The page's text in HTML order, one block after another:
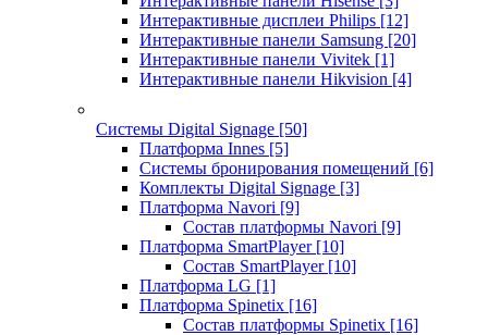
Интерактивные дисплеи Philips [12]
Интерактивные панели Samsung [20]
Интерактивные панели Vivitek [1]
Интерактивные панели Hikvision [4]
Системы Digital Signage [50]
Платформа Innes [5]
Системы бронирования помещений [6]
Комплекты Digital Signage [3]
Платформа Navori [9]
Состав платформы Navori [9]
Платформа SmartPlayer [10]
Состав SmartPlayer [10]
Платформа LG [1]
Платформа Spinetix [16]
Состав платформы Spinetix [16]